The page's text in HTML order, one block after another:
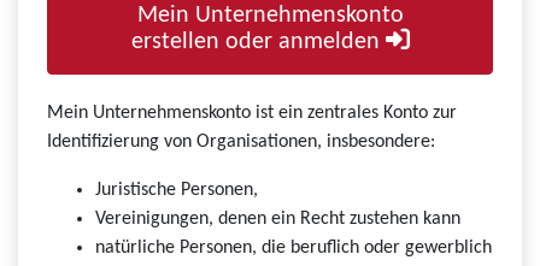
Mein Unternehmenskonto
erstellen oder anmelden
Mein Unternehmenskonto ist ein zentrales Konto zur
Identifizierung von Organisationen, insbesondere:
Juristische Personen,
Vereinigungen, denen ein Recht zustehen kann
natürliche Personen, die beruflich oder gewerblich